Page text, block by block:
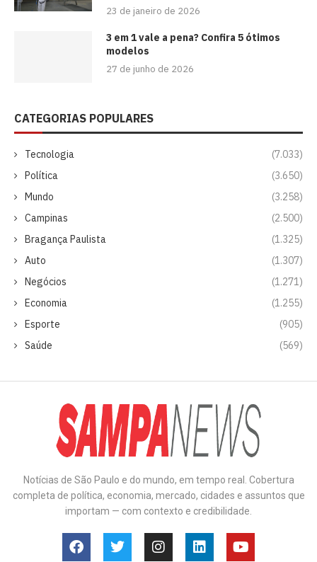
23 de janeiro de 2026
3 em 1 vale a pena? Confira 5 ótimos
modelos
27 de junho de 2026
CATEGORIAS POPULARES
Tecnologia
(7.033)
Política
(3.650)
Mundo
(3.258)
Campinas
(2.500)
Bragança Paulista
(1.325)
Auto
(1.307)
Negócios
(1.271)
Economia
(1.255)
Esporte
(905)
Saúde
(569)
Notícias de São Paulo e do mundo, em tempo real. Cobertura
completa de política, economia, mercado, cidades e assuntos que
importam — com contexto e credibilidade.